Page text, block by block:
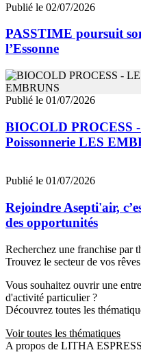
Publié le 02/07/2026
PASSTIME poursuit
l’Essonne
Publié le 01/07/2026
BIOCOLD PROCESS
Poissonnerie LES
Publié le 01/07/2026
Rejoindre Asepti'air,
des opportunités
Recherchez une franchise par
Trouvez le secteur de vos
Vous souhaitez ouvrir une
d'activité particulier ?
Découvrez toutes les
Voir toutes les thématiques
A propos de LITHA